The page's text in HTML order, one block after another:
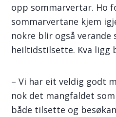
opp sommarvertar. Ho
sommarvertane kjem
nokre blir også verande
heiltidstilsette. Kva ligg
– Vi har eit veldig godt
nok det mangfaldet
både tilsette og